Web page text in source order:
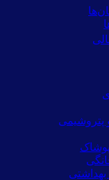
پتروشیمی
بهداشتی